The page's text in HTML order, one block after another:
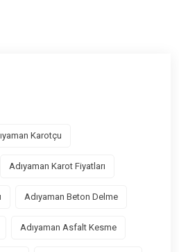
Karotçu
Adıyaman Karot Fiyatları
Adıyaman Beton Delme
Adıyaman Asfalt Kesme